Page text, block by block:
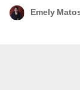
Emely